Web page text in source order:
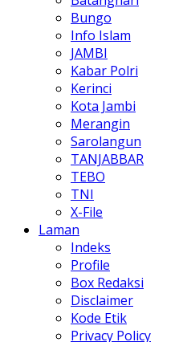
Bungo
Info Islam
JAMBI
Kabar Polri
Kerinci
Kota Jambi
Merangin
Sarolangun
TANJABBAR
TEBO
TNI
X-File
Laman
Indeks
Profile
Box Redaksi
Disclaimer
Kode Etik
Privacy Policy